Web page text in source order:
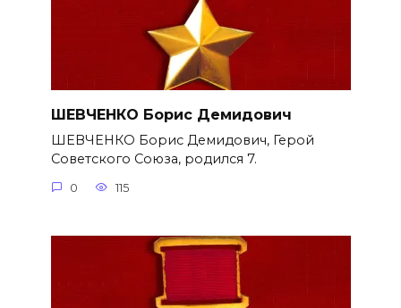
ШЕВЧЕНКО Борис Демидович
ШЕВЧЕНКО Борис Демидович, Герой
Советского Союза, родился 7.
0 115